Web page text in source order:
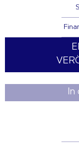
In